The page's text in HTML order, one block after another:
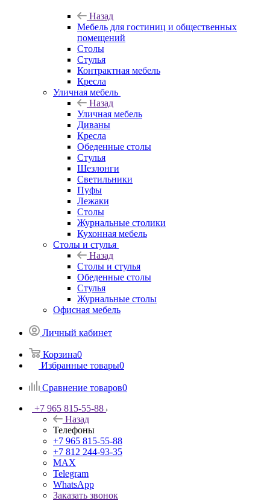
Назад
Мебель для гостиниц и общественных
помещений
Столы
Стулья
Контрактная мебель
Кресла
Уличная мебель
Назад
Уличная мебель
Диваны
Кресла
Обеденные столы
Стулья
Шезлонги
Светильники
Пуфы
Лежаки
Столы
Журнальные столики
Кухонная мебель
Столы и стулья
Назад
Столы и стулья
Обеденные столы
Стулья
Журнальные столы
Офисная мебель
Личный кабинет
Корзина0
Избранные товары0
Сравнение товаров0
+7 965 815-55-88
Назад
Телефоны
+7 965 815-55-88
+7 812 244-93-35
MAX
Telegram
WhatsApp
Заказать звонок